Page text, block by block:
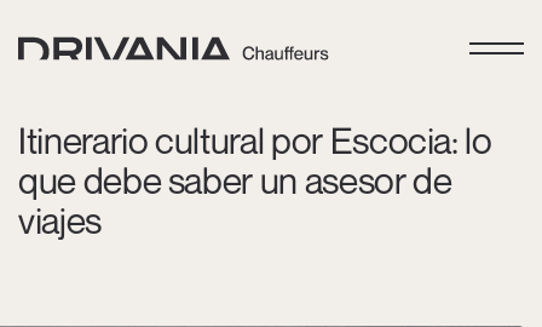
Itinerario cultural por Escocia: lo
que debe saber un asesor de
viajes